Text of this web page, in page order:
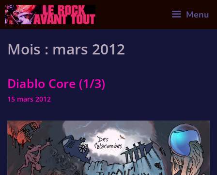
Skip
to
content
Menu
Mois : mars 2012
Diablo Core (1/3)
15 mars 2012